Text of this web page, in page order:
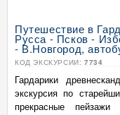
Путешествие в
Русса - Псков -
- В.Новгород,
КОД ЭКСКУРСИИ: 7734
Гардарики
экскурсия по
прекрасные пейзажи